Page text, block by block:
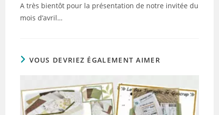
A très bientôt pour la présentation de notre invitée du
mois d’avril…
VOUS DEVRIEZ ÉGALEMENT AIMER